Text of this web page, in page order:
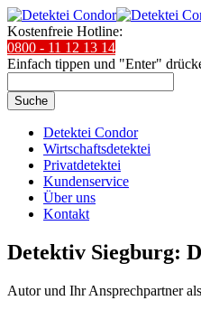
Kostenfreie Hotline:
0800 - 11 12 13 14
Einfach tippen und "Enter"
Suche
Detektei Condor
Wirtschaftsdetektei
Privatdetektei
Kundenservice
Über uns
Kontakt
Detektiv Siegburg:
Autor und Ihr Ansprechpartner als